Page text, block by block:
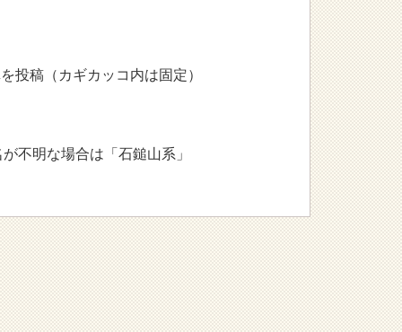
稿（カギカッコ内は固定）
不明な場合は「石鎚山系」